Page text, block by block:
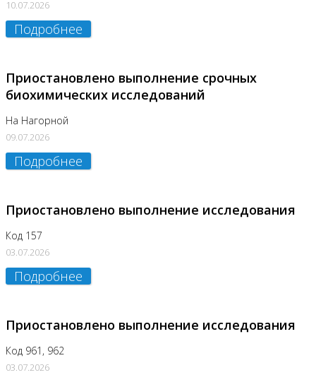
10.07.2026
Подробнее
Приостановлено выполнение срочных
биохимических исследований
На Нагорной
09.07.2026
Подробнее
Приостановлено выполнение исследования
Код 157
03.07.2026
Подробнее
Приостановлено выполнение исследования
Код 961, 962
03.07.2026